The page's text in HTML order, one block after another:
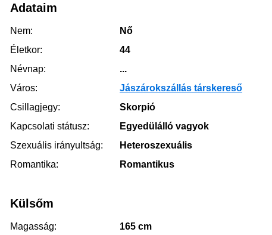
Adataim
Nem:
Nő
Életkor:
44
Névnap:
...
Város:
Jászárokszállás társkereső
Csillagjegy:
Skorpió
Kapcsolati státusz:
Egyedülálló vagyok
Szexuális irányultság:
Heteroszexuális
Romantika:
Romantikus
Külsőm
Magasság:
165 cm